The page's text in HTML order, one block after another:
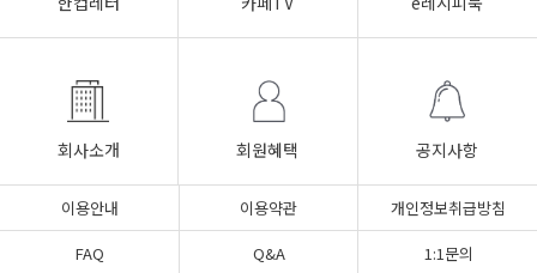
회사소개 회원혜택 공지사항
이용안내 이용약관
개인정보취급방침
FAQ
Q&A 1:1문의